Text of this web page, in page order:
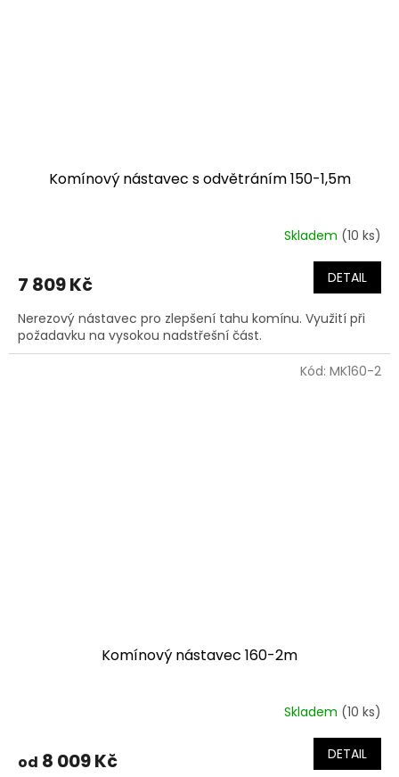
Komínový nástavec s odvětráním 150-1,5m
Skladem (10 ks)
7 809 Kč DETAIL
Nerezový nástavec pro zlepšení tahu komínu. Využití při
požadavku na vysokou nadstřešní část.
Komínový nástavec 160-2m
Skladem (10 ks)
od 8 009 Kč DETAIL
Kód: MK160-2